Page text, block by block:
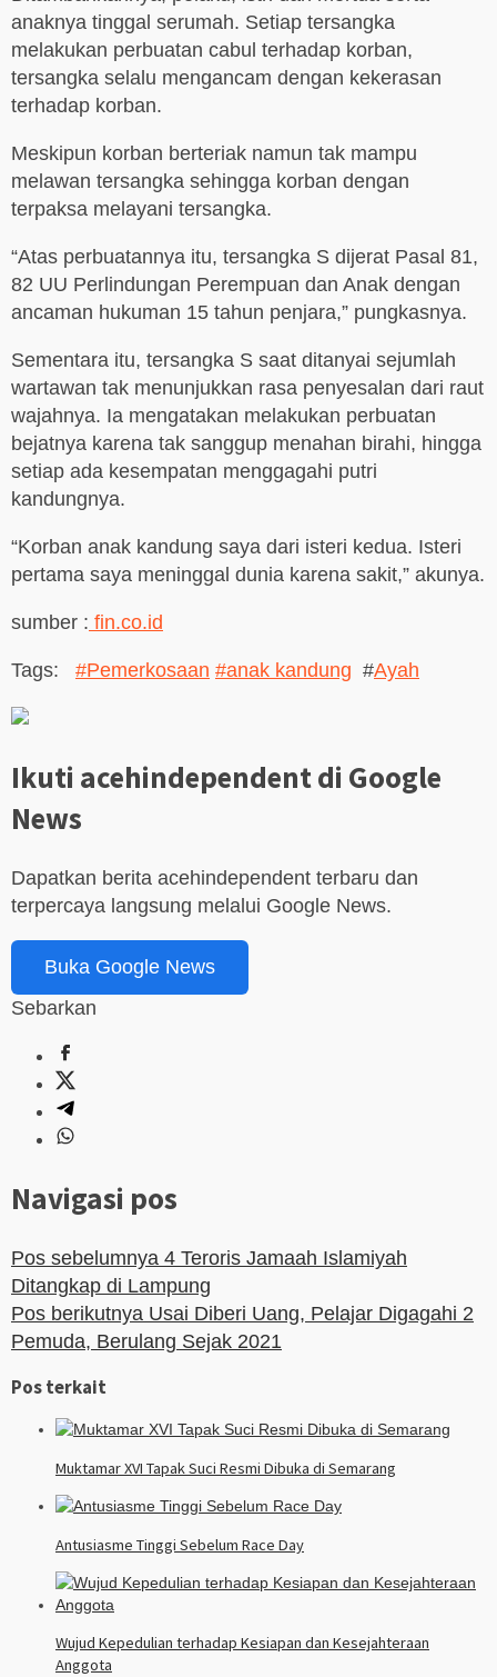
anaknya tinggal serumah. Setiap tersangka
melakukan perbuatan cabul terhadap korban,
tersangka selalu mengancam dengan kekerasan
terhadap korban.
Meskipun korban berteriak namun tak mampu
melawan tersangka sehingga korban dengan
terpaksa melayani tersangka.
“Atas perbuatannya itu, tersangka S dijerat Pasal 81,
82 UU Perlindungan Perempuan dan Anak dengan
ancaman hukuman 15 tahun penjara,” pungkasnya.
Sementara itu, tersangka S saat ditanyai sejumlah
wartawan tak menunjukkan rasa penyesalan dari raut
wajahnya. Ia mengatakan melakukan perbuatan
bejatnya karena tak sanggup menahan birahi, hingga
setiap ada kesempatan menggagahi putri
kandungnya.
“Korban anak kandung saya dari isteri kedua. Isteri
pertama saya meninggal dunia karena sakit,” akunya.
sumber : fin.co.id
Tags: #Pemerkosaan #anak kandung #Ayah
Ikuti acehindependent di Google
News
Dapatkan berita acehindependent terbaru dan
terpercaya langsung melalui Google News.
Buka Google News
Sebarkan
Navigasi pos
Pos sebelumnya 4 Teroris Jamaah Islamiyah
Ditangkap di Lampung
Pos berikutnya Usai Diberi Uang, Pelajar Digagahi 2
Pemuda, Berulang Sejak 2021
Pos terkait
Muktamar XVI Tapak Suci Resmi Dibuka di Semarang
Antusiasme Tinggi Sebelum Race Day
Wujud Kepedulian terhadap Kesiapan dan Kesejahteraan
Anggota